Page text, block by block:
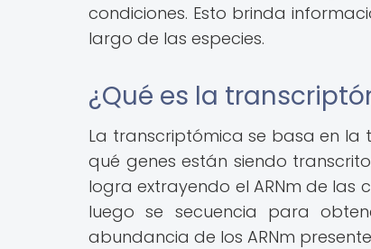
condiciones. Esto brinda
largo de las especies.
¿Qué es la
La transcriptómica se basa en la
qué genes están siendo
logra extrayendo el ARNm de las
luego se secuencia para
abundancia de los ARNm